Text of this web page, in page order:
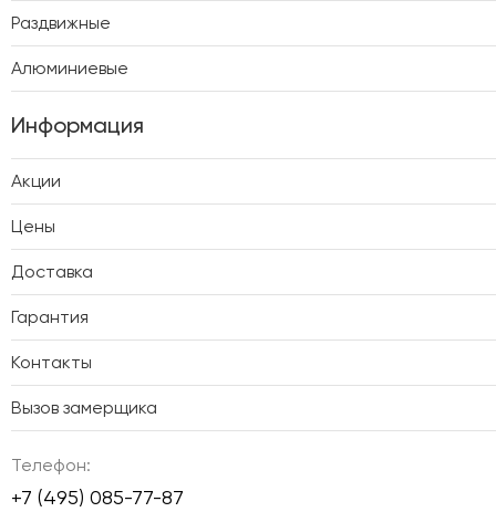
Раздвижные
Алюминиевые
Информация
Акции
Цены
Доставка
Гарантия
Контакты
Вызов замерщика
Телефон:
+7 (495) 085-77-87